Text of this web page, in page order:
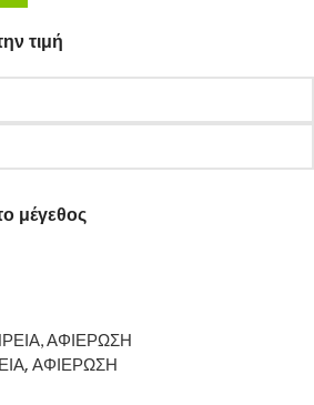
τιμή
μέγεθος
ΑΦΙΕΡΩΣΗ